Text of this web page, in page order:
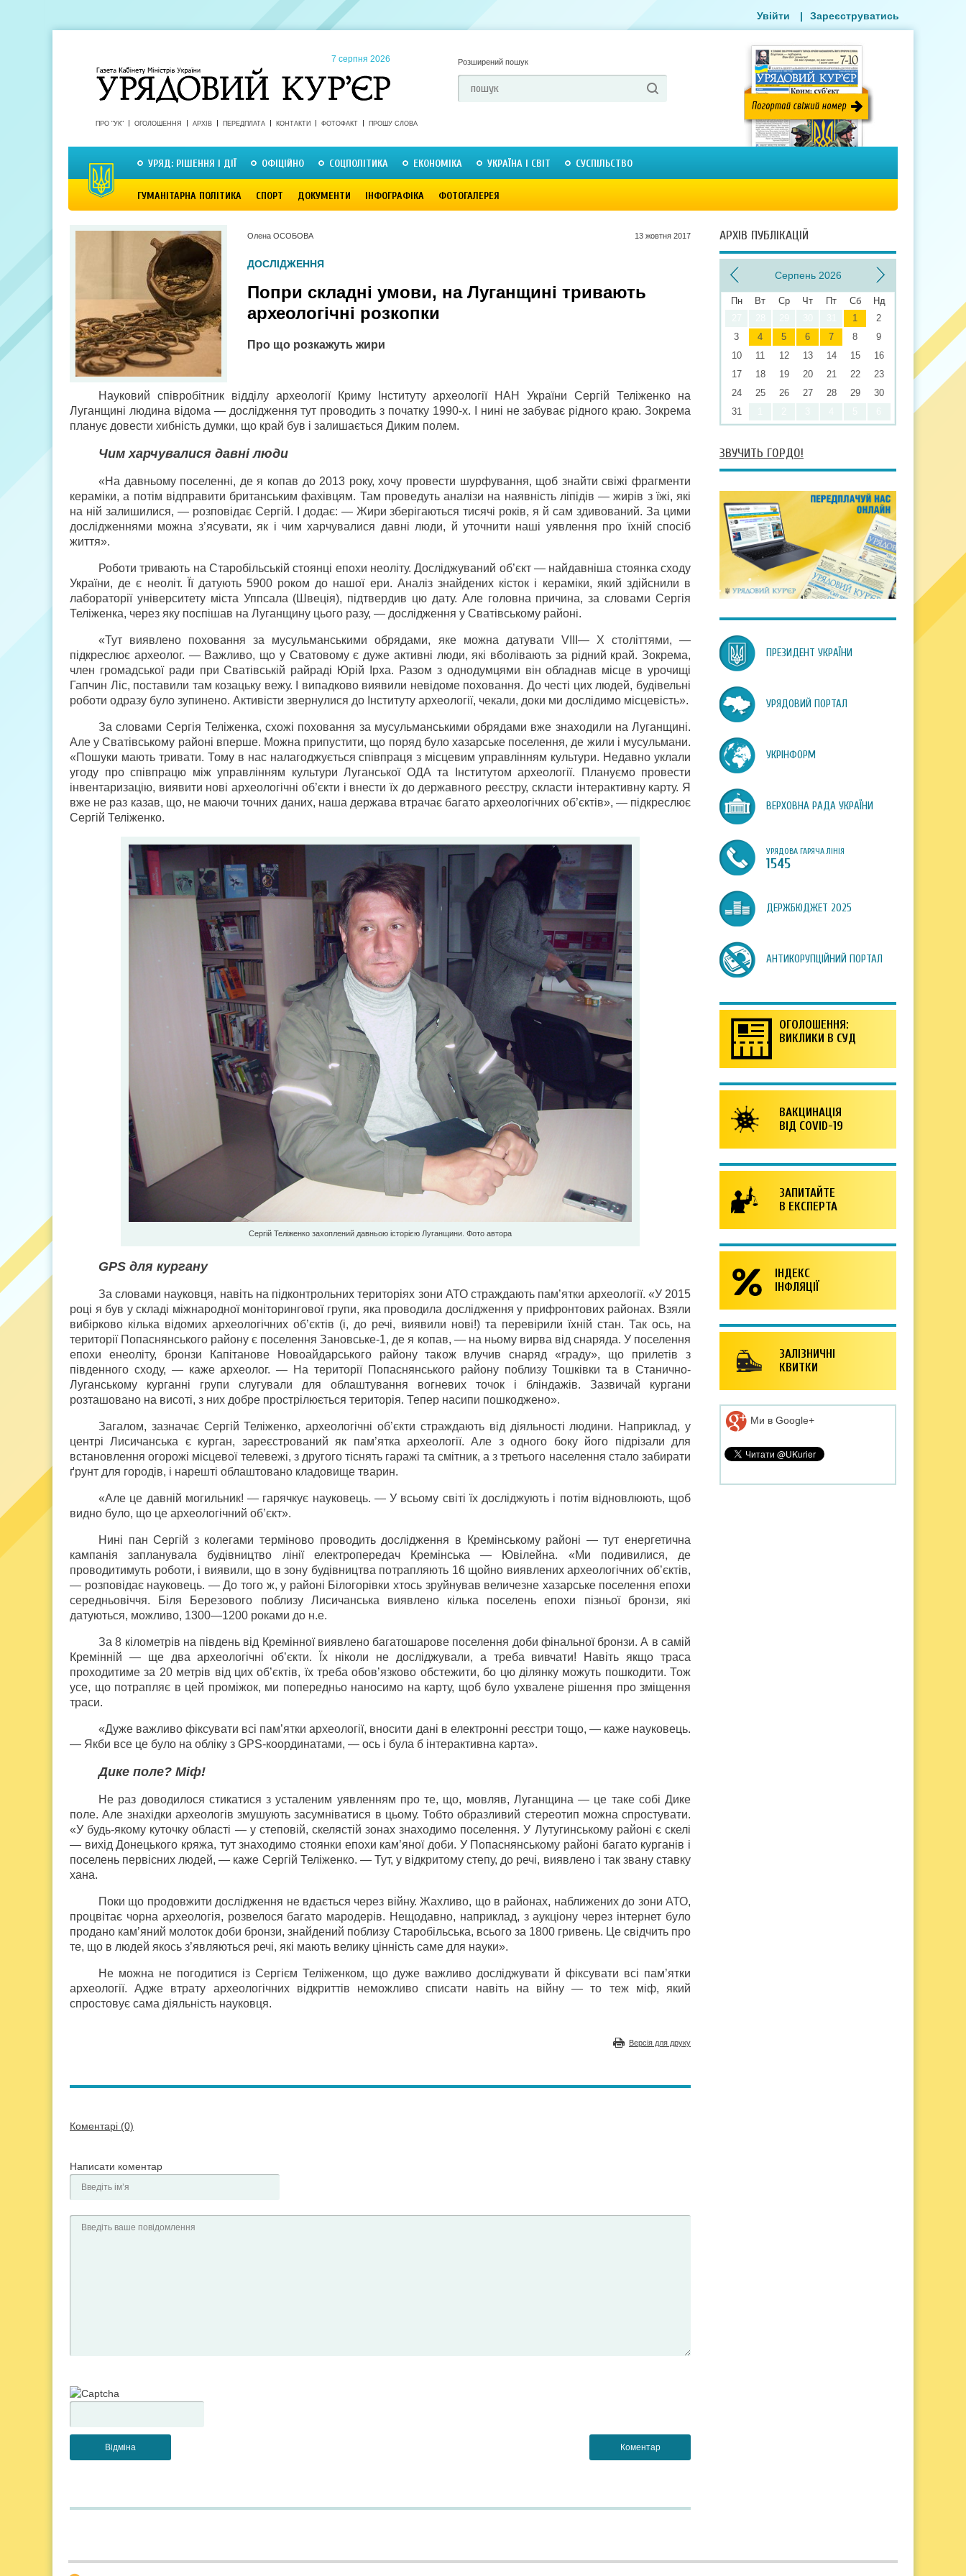
7 серпня 2026 Розширений пошук
ПРО "УК" ОГОЛОШЕННЯ АРХІВ ПЕРЕДПЛАТА КОНТАКТИ ФОТОФАКТ ПРОШУ СЛОВА
УРЯД: РІШЕННЯ І ДІЇ ОФІЦІЙНО СОЦПОЛІТИКА ЕКОНОМІКА УКРАЇНА І СВІТ СУСПІЛЬСТВО
ГУМАНІТАРНА ПОЛІТИКА СПОРТ ДОКУМЕНТИ ІНФОГРАФІКА ФОТОГАЛЕРЕЯ
Увійти | Зареєструватись
Олена ОСОБОВА 13 жовтня 2017
ДОСЛІДЖЕННЯ
Попри складні умови, на Луганщині тривають
археологічні розкопки
Про що розкажуть жири
Науковий співробітник відділу археології Криму Інституту археології НАН України Сергій Теліженко на
Луганщині людина відома — дослідження тут проводить з початку 1990-х. І нині не забуває рідного краю. Зокрема
планує довести хибність думки, що край був і залишається Диким полем.
Чим харчувалися давні люди
«На давньому поселенні, де я копав до 2013 року, хочу провести шурфування, щоб знайти свіжі фрагменти
кераміки, а потім відправити британським фахівцям. Там проведуть аналізи на наявність ліпідів — жирів з їжі, які
на ній залишилися, — розповідає Сергій. І додає: — Жири зберігаються тисячі років, я й сам здивований. За цими
дослідженнями можна з’ясувати, як і чим харчувалися давні люди, й уточнити наші уявлення про їхній спосіб
життя».
Роботи тривають на Старобільській стоянці епохи неоліту. Досліджуваний об’єкт — найдавніша стоянка сходу
України, де є неоліт. Її датують 5900 роком до нашої ери. Аналіз знайдених кісток і кераміки, який здійснили в
лабораторії університету міста Уппсала (Швеція), підтвердив цю дату. Але головна причина, за словами Сергія
Теліженка, через яку поспішав на Луганщину цього разу, — дослідження у Сватівському районі.
«Тут виявлено поховання за мусульманськими обрядами, яке можна датувати VІІІ— Х століттями, —
підкреслює археолог. — Важливо, що у Сватовому є дуже активні люди, які вболівають за рідний край. Зокрема,
член громадської ради при Сватівській райраді Юрій Ірха. Разом з однодумцями він обладнав місце в урочищі
Гапчин Ліс, поставили там козацьку вежу. І випадково виявили невідоме поховання. До честі цих людей, будівельні
роботи одразу було зупинено. Активісти звернулися до Інституту археології, чекали, доки ми дослідимо місцевість».
За словами Сергія Теліженка, схожі поховання за мусульманськими обрядами вже знаходили на Луганщині.
Але у Сватівському районі вперше. Можна припустити, що поряд було хазарське поселення, де жили і мусульмани.
«Пошуки мають тривати. Тому в нас налагоджується співпраця з місцевим управлінням культури. Недавно уклали
угоду про співпрацю між управлінням культури Луганської ОДА та Інститутом археології. Плануємо провести
інвентаризацію, виявити нові археологічні об’єкти і внести їх до державного реєстру, скласти інтерактивну карту. Я
вже не раз казав, що, не маючи точних даних, наша держава втрачає багато археологічних об’єктів», — підкреслює
Сергій Теліженко.
Сергій Теліженко захоплений давньою історією Луганщини. Фото автора
GPS для кургану
За словами науковця, навіть на підконтрольних територіях зони АТО страждають пам’ятки археології. «У 2015
році я був у складі міжнародної моніторингової групи, яка проводила дослідження у прифронтових районах. Взяли
вибірково кілька відомих археологічних об’єктів (і, до речі, виявили нові!) та перевірили їхній стан. Так ось, на
території Попаснянського району є поселення Зановське-1, де я копав, — на ньому вирва від снаряда. У поселення
епохи енеоліту, бронзи Капітанове Новоайдарського району також влучив снаряд «граду», що прилетів з
південного сходу, — каже археолог. — На території Попаснянського району поблизу Тошківки та в Станично-
Луганському курганні групи слугували для облаштування вогневих точок і бліндажів. Зазвичай кургани
розташовано на висоті, з них добре прострілюється територія. Тепер насипи пошкоджено».
Загалом, зазначає Сергій Теліженко, археологічні об’єкти страждають від діяльності людини. Наприклад, у
центрі Лисичанська є курган, зареєстрований як пам’ятка археології. Але з одного боку його підрізали для
встановлення огорожі місцевої телевежі, з другого тіснять гаражі та смітник, а з третього населення стало забирати
ґрунт для городів, і нарешті облаштовано кладовище тварин.
«Але це давній могильник! — гарячкує науковець. — У всьому світі їх досліджують і потім відновлюють, щоб
видно було, що це археологічний об’єкт».
Нині пан Сергій з колегами терміново проводить дослідження в Кремінському районі — тут енергетична
кампанія запланувала будівництво лінії електропередач Кремінська — Ювілейна. «Ми подивилися, де
проводитимуть роботи, і виявили, що в зону будівництва потрапляють 16 щойно виявлених археологічних об’єктів,
— розповідає науковець. — До того ж, у районі Білогорівки хтось зруйнував величезне хазарське поселення епохи
середньовіччя. Біля Березового поблизу Лисичанська виявлено кілька поселень епохи пізньої бронзи, які
датуються, можливо, 1300—1200 роками до н.е.
За 8 кілометрів на південь від Кремінної виявлено багатошарове поселення доби фінальної бронзи. А в самій
Кремінній — ще два археологічні об’єкти. Їх ніколи не досліджували, а треба вивчати! Навіть якщо траса
проходитиме за 20 метрів від цих об’єктів, їх треба обов’язково обстежити, бо цю ділянку можуть пошкодити. Тож
усе, що потрапляє в цей проміжок, ми попередньо наносимо на карту, щоб було ухвалене рішення про зміщення
траси.
«Дуже важливо фіксувати всі пам’ятки археології, вносити дані в електронні реєстри тощо, — каже науковець.
— Якби все це було на обліку з GPS-координатами, — ось і була б інтерактивна карта».
Дике поле? Міф!
Не раз доводилося стикатися з усталеним уявленням про те, що, мовляв, Луганщина — це таке собі Дике
поле. Але знахідки археологів змушують засумніватися в цьому. Тобто образливий стереотип можна спростувати.
«У будь-якому куточку області — у степовій, скелястій зонах знаходимо поселення. У Лутугинському районі є скелі
— вихід Донецького кряжа, тут знаходимо стоянки епохи кам’яної доби. У Попаснянському районі багато курганів і
поселень первісних людей, — каже Сергій Теліженко. — Тут, у відкритому степу, до речі, виявлено і так звану ставку
хана.
Поки що продовжити дослідження не вдається через війну. Жахливо, що в районах, наближених до зони АТО,
процвітає чорна археологія, розвелося багато мародерів. Нещодавно, наприклад, з аукціону через інтернет було
продано кам’яний молоток доби бронзи, знайдений поблизу Старобільська, всього за 1800 гривень. Це свідчить про
те, що в людей якось з’являються речі, які мають велику цінність саме для науки».
Не можна не погодитися із Сергієм Теліженком, що дуже важливо досліджувати й фіксувати всі пам’ятки
археології. Адже втрату археологічних відкриттів неможливо списати навіть на війну — то теж міф, який
спростовує сама діяльність науковця.
Версія для друку
Коментарі (0)
Написати коментар
АРХІВ ПУБЛІКАЦІЙ
Серпень 2026
Пн Вт Ср Чт Пт Сб
Нд
1
2
3
4 5 6 7 8
9
10
11 12 13 14 15
16
17
18 19 20 21 22
23
24
25 26 27 28 29
30
31
ЗВУЧИТЬ ГОРДО!
ПРЕЗИДЕНТ УКРАЇНИ
УРЯДОВИЙ ПОРТАЛ
УКРІНФОРМ
ВЕРХОВНА РАДА УКРАЇНИ
УРЯДОВА ГАРЯЧА ЛІНІЯ
1545
ДЕРЖБЮДЖЕТ 2025
АНТИКОРУПЦІЙНИЙ ПОРТАЛ
ОГОЛОШЕННЯ:
ВИКЛИКИ В СУД
ВАКЦИНАЦІЯ
ВІД COVID-19
ЗАПИТАЙТЕ
В ЕКСПЕРТА
ІНДЕКС
ІНФЛЯЦІЇ
ЗАЛІЗНИЧНІ
КВИТКИ
Ми в Google+